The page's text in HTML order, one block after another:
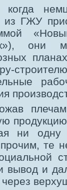
когда
из ГЖУ
они
ни одну
те
вывод и
через